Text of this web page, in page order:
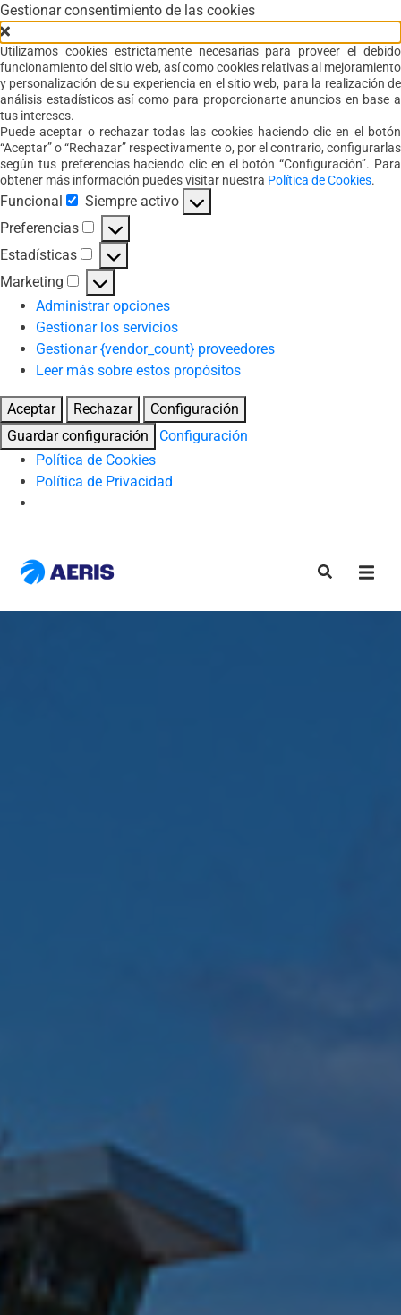
Gestionar consentimiento de las cookies
Utilizamos cookies estrictamente necesarias para proveer el debido
funcionamiento del sitio web, así como cookies relativas al mejoramiento
y personalización de su experiencia en el sitio web, para la realización de
análisis estadísticos así como para proporcionarte anuncios en base a
tus intereses.
Puede aceptar o rechazar todas las cookies haciendo clic en el botón
“Aceptar” o “Rechazar” respectivamente o, por el contrario, configurarlas
según tus preferencias haciendo clic en el botón “Configuración”. Para
obtener más información puedes visitar nuestra Política de Cookies.
Funcional Funcional
Siempre activo
Preferencias
Preferencias
Estadísticas
Estadísticas
Marketing
Marketing
Administrar opciones
Gestionar los servicios
Gestionar {vendor_count} proveedores
Leer más sobre estos propósitos
Aceptar Rechazar
Configuración
Guardar configuración
Configuración
Política de Cookies
Política de Privacidad
content